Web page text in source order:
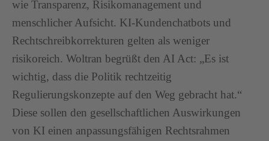
wie Transparenz, Risikomanagement und
menschlicher Aufsicht. KI-Kundenchatbots und
Rechtschreibkorrekturen gelten als weniger
risikoreich. Woltran begrüßt den AI Act: „Es ist
wichtig, dass die Politik rechtzeitig
Regulierungskonzepte auf den Weg gebracht hat.“
Diese sollen den gesellschaftlichen Auswirkungen
von KI einen anpassungsfähigen Rechtsrahmen